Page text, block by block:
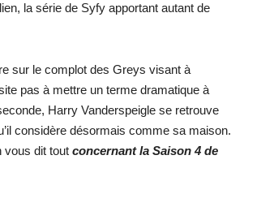
la série de Syfy apportant autant de
sur le complot des Greys visant à
pas à mettre un terme dramatique à
Harry Vanderspeigle se retrouve
considère désormais comme sa maison.
vous dit tout concernant la Saison 4 de